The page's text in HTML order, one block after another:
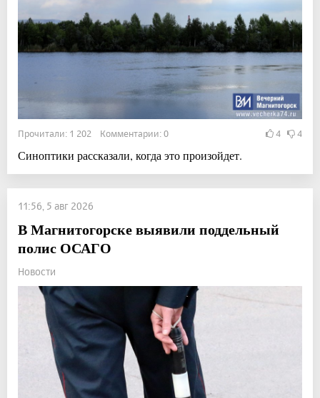
Прочитали: 1 202 Комментарии: 0 4 4
Синоптики рассказали, когда это произойдет.
11:56, 5 авг 2026
В Магнитогорске выявили поддельный
полис ОСАГО
Новости